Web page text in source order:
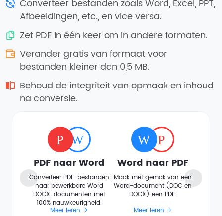
Converteer bestanden zoals Word, Excel, PPT,
Afbeeldingen, etc., en vice versa.
Zet PDF in één keer om in andere formaten.
Verander gratis van formaat voor
bestanden kleiner dan 0,5 MB.
Behoud de integriteit van opmaak en inhoud
na conversie.
PDF naar Word
Converteer PDF-bestanden
naar bewerkbare Word
DOCX-documenten met
100% nauwkeurigheid.
Meer leren
Word naar PDF
Maak met gemak van een
Word-document (DOC en
DOCX) een PDF.
Meer leren